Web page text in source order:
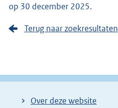
op 30 december 2025.
Terug naar zoekresultaten
Over deze website